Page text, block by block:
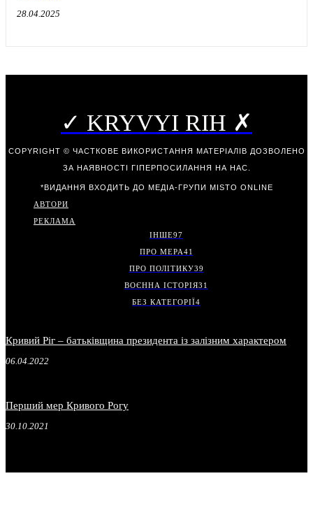
28.04.2025
✓ KRYVYI RIH ✗
COPYRIGHT © ЧАСТКОВЕ ВИКОРИСТАННЯ МАТЕРІАЛІВ ДОЗВОЛЕНО
ЗА НАЯВНОСТІ ГІПЕРПОСИЛАННЯ НА НАС.
*ВИДАННЯ ВХОДИТЬ ДО МЕДІА-ГРУПИ MISTO ONLINE
АВТОРИ
РЕКЛАМА
ІНШЕ97
ПРО МЕРА41
ПРО ПОЛІТИКУ39
ВОЄННА ІСТОРІЯ31
БЕЗ КАТЕГОРІЇ4
Кривий Ріг – батьківщина президента із залізним характером
06.04.2022
Перший мер Кривого Рогу
30.10.2021